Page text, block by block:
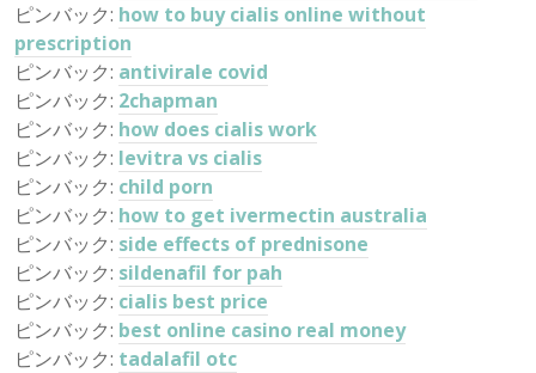
ピンバック: how to buy cialis online without
prescription
ピンバック: antivirale covid
ピンバック: 2chapman
ピンバック: how does cialis work
ピンバック: levitra vs cialis
ピンバック: child porn
ピンバック: how to get ivermectin australia
ピンバック: side effects of prednisone
ピンバック: sildenafil for pah
ピンバック: cialis best price
ピンバック: best online casino real money
ピンバック: tadalafil otc